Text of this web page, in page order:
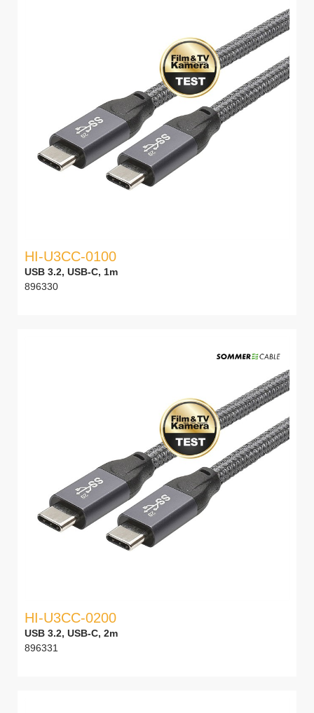
HI-U3CC-0100
USB 3.2, USB-C, 1m
896330
HI-U3CC-0200
USB 3.2, USB-C, 2m
896331